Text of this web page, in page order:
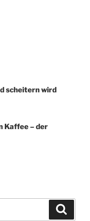
scheitern wird
Kaffee – der